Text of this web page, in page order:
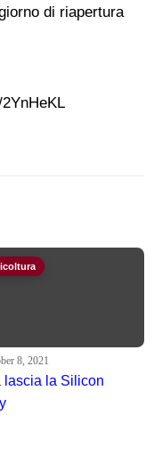
di riapertura
8, 2021
lascia la Silicon